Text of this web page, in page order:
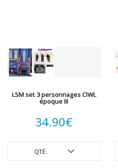
LSM set 3 personnages CIWL
époque III
34.90€
QTÉ: